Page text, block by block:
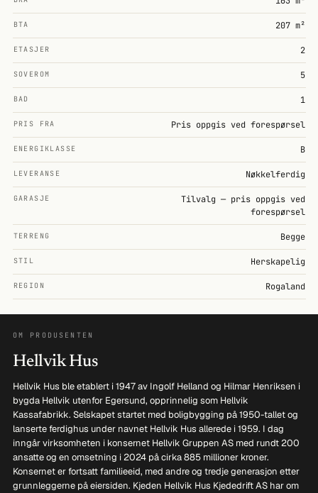
BTA 207 m²
ETASJER 2
SOVEROM 5
BAD 1
PRIS FRA Pris oppgis ved forespørsel
ENERGIKLASSE B
LEVERANSE Nøkkelferdig
GARASJE
Tilvalg — pris oppgis ved
forespørsel
TERRENG Begge
STIL Herskapelig
REGION Rogaland
OM PRODUSENTEN
Hellvik Hus
Hellvik Hus ble etablert i 1947 av Ingolf Helland og Hilmar Henriksen i
bygda Hellvik utenfor Egersund, opprinnelig som Hellvik
Kassafabrikk. Selskapet startet med boligbygging på 1950-tallet og
lanserte ferdighus under navnet Hellvik Hus allerede i 1959. I dag
inngår virksomheten i konsernet Hellvik Gruppen AS med rundt 200
ansatte og en omsetning i 2024 på cirka 885 millioner kroner.
Konsernet er fortsatt familieeid, med andre og tredje generasjon etter
grunnleggerne på eiersiden. Kjeden Hellvik Hus Kjededrift AS har om